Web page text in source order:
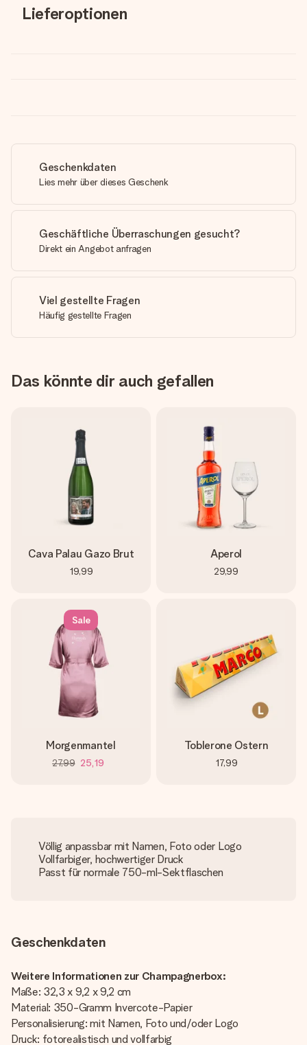
Lieferoptionen
Geschenkdaten
Lies mehr über dieses Geschenk
Geschäftliche Überraschungen gesucht?
Direkt ein Angebot anfragen
Viel gestellte Fragen
Häufig gestellte Fragen
Das könnte dir auch gefallen
Cava Palau Gazo Brut
19,99
Aperol
29,99
Sale
Morgenmantel
27,99 25,19
Toblerone Ostern
17,99
Völlig anpassbar mit Namen, Foto oder Logo
Vollfarbiger, hochwertiger Druck
Passt für normale 750-ml-Sektflaschen
Geschenkdaten
Weitere Informationen zur Champagnerbox:
Maße: 32,3 x 9,2 x 9,2 cm
Material: 350-Gramm Invercote-Papier
Personalisierung: mit Namen, Foto und/oder Logo
Druck: fotorealistisch und vollfarbig